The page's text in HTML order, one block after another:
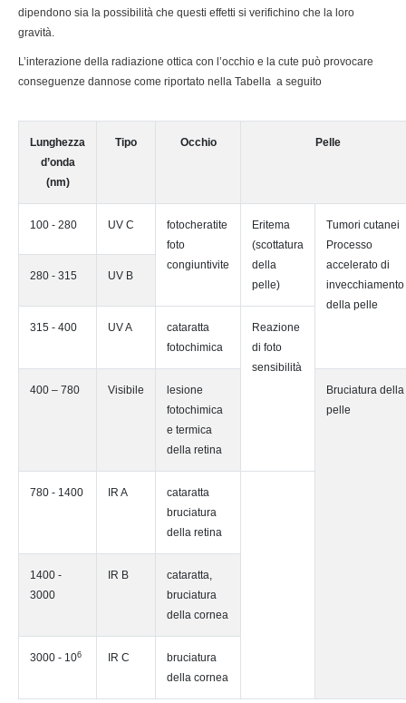
dipendono sia la possibilità che questi effetti si verifichino che la loro
gravità.
L’interazione della radiazione ottica con l’occhio e la cute può provocare
conseguenze dannose come riportato nella Tabella a seguito
Lunghezza
d’onda
(nm)
Tipo Occhio Pelle
100 - 280 UV C
fotocheratite
foto
congiuntivite
Eritema
(scottatura
della
pelle)
Tumori cutanei
Processo
accelerato di
invecchiamento
della pelle
280 - 315 UV B
315 - 400 UV A
cataratta
fotochimica
Reazione
di foto
sensibilità
400 – 780
Visibile
lesione
fotochimica
e termica
della retina
Bruciatura della
pelle
780 - 1400 IR A
cataratta
bruciatura
della retina
1400 -
3000
IR B
cataratta,
bruciatura
della cornea
3000 - 106 IR C
bruciatura
della cornea